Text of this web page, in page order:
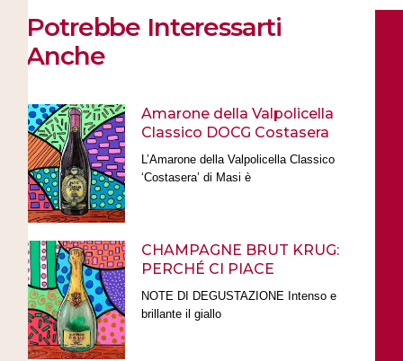
Potrebbe Interessarti
Anche
Amarone della Valpolicella
Classico DOCG Costasera
L’Amarone della Valpolicella Classico
‘Costasera’ di Masi è
CHAMPAGNE BRUT KRUG:
PERCHÉ CI PIACE
NOTE DI DEGUSTAZIONE Intenso e
brillante il giallo